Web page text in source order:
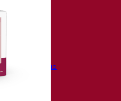
fermentação